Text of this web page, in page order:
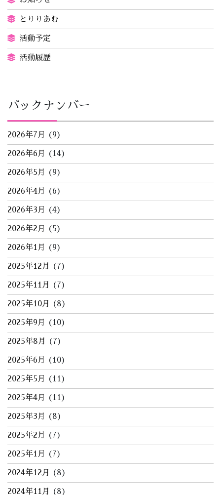
とりりあむ
活動予定
活動履歴
バックナンバー
2026年7月 (9)
2026年6月 (14)
2026年5月 (9)
2026年4月 (6)
2026年3月 (4)
2026年2月 (5)
2026年1月 (9)
2025年12月 (7)
2025年11月 (7)
2025年10月 (8)
2025年9月 (10)
2025年8月 (7)
2025年6月 (10)
2025年5月 (11)
2025年4月 (11)
2025年3月 (8)
2025年2月 (7)
2025年1月 (7)
2024年12月 (8)
2024年11月 (8)